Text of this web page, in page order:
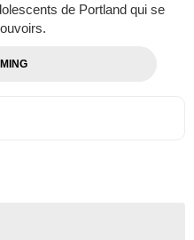
de Portland qui se